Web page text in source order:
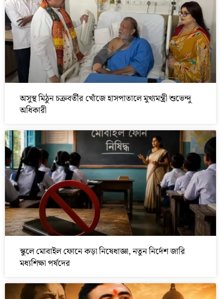
অসুস্থ মিঠুন চক্রবর্তীর খোঁজে হাসপাতালে মুখ্যমন্ত্রী শুভেন্দু
অধিকারী
স্কুলে মোবাইল ফোনে কড়া নিষেধাজ্ঞা, নতুন নির্দেশ জারি
মধ্যশিক্ষা পর্ষদের